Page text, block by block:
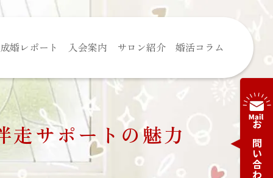
婚レポート 入会案内 サロン紹介 婚活コラム
走サポートの魅力
お問い合わせ